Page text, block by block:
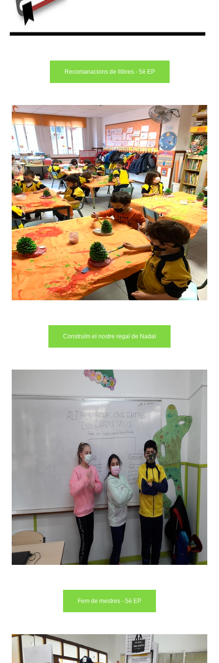
Recomanacions de llibres - 5è EP
Construïm el nostre regal de Nadal
Fem de mestres - 5è EP